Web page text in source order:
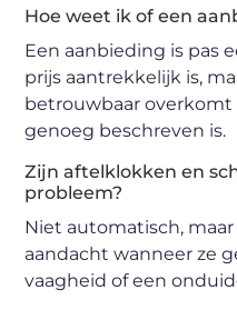
Hoe weet ik of een
Een aanbieding is pas
prijs aantrekkelijk is,
betrouwbaar
genoeg beschreven is.
Zijn aftelklokken en
probleem?
Niet automatisch,
aandacht wanneer ze
vaagheid of een